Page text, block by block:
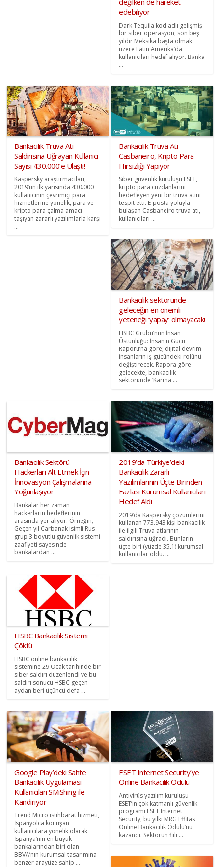
edebiliyor
Dark Tequila kod adlı gelişmiş
bir siber operasyon, son beş
yıldır Meksika başta olmak
üzere Latin Amerika’da
kullanıcıları hedef alıyor. Banka
...
Bankacılık Truva Atı
Saldırısına Uğrayan Kullanıcı
Sayısı 430.000’e Ulaştı!
Kaspersky araştırmacıları,
2019’un ilk yarısında 430.000
kullanıcının çevrimiçi para
hizmetlerine yönelik, para ve
kripto para çalma amacı
taşıyan zararlı yazılımlarla karşı
...
Bankacılık Truva Atı
Casbaneiro, Kripto Para
Hırsızlığı Yapıyor
Siber güvenlik kuruluşu ESET,
kripto para cüzdanlarını
hedefleyen yeni bir truva atını
tespit etti. E-posta yoluyla
bulaşan Casbaneiro truva atı,
kullanıcıları ...
Bankacılık sektöründe
geleceğin en önemli
yeteneği ‘yapay’ olmayacak!
HSBC Grubu’nun İnsan
Üstünlüğü: İnsanın Gücü
Raporu’na göre; dijital devrim
insanların iş gücündeki rolünü
değiştirecek. Rapora göre
gelecekte, bankacılık
sektöründe ‘Karma ...
Bankacılık Sektörü
Hackerları Alt Etmek İçin
İnnovasyon Çalışmalarına
Yoğunlaşıyor
Bankalar her zaman
hackerların hedeflerinin
arasında yer alıyor. Örneğin;
Geçen yıl Carbanak isimli Rus
grup 3 boyutlu güvenlik sistemi
zaafiyeti sayesinde
bankalardan ...
2019’da Türkiye’deki
Bankacılık Zararlı
Yazılımlarının Üçte Birinden
Fazlası Kurumsal Kullanıcıları
Hedef Aldı
2019’da Kaspersky çözümlerini
kullanan 773.943 kişi bankacılık
ile ilgili Truva atlarının
saldırısına uğradı. Bunların
üçte biri (yüzde 35,1) kurumsal
kullanıcılar oldu. ...
HSBC Bankacılık Sistemi
Çöktü
HSBC online bankacılık
sistemine 29 Ocak tarihinde bir
siber saldırı düzenlendi ve bu
saldırı sonucu HSBC geçen
aydan beri üçüncü defa ...
Google Play’deki Sahte
Bankacılık Uygulaması
Kullanıcıları SMiShing ile
Kandırıyor
Trend Micro istihbarat hizmeti,
İspanyolca konuşan
kullanıcılara yönelik olarak
İspanya’nın en büyük
bankalarından biri olan
BBVA’nın kurumsal tasarımına
benzer arayüze sahip ...
ESET Internet Security’ye
Online Bankacılık Ödülü
Antivirüs yazılım kuruluşu
ESET’in çok katmanlı güvenlik
programı ESET Internet
Security, bu yılki MRG Effitas
Online Bankacılık Ödülü’nü
kazandı. Sektörün fiili ...